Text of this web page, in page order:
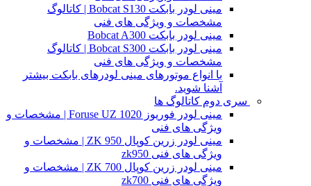
مینی لودر بابکت Bobcat S130 | کاتالوگ
مشخصات و ویژگی های فنی
مینی لودر بابکت Bobcat A300
مینی لودر بابکت Bobcat S300 | کاتالوگ
مشخصات و ویژگی های فنی
با انواع موتورهای مینی لودرهای بابکت بیشتر
آشنا شوید.
سری دوم کاتالوگ ها
مینی لودر فوریوز Foruse UZ 1020 | مشخصات و
ویژگی های فنی
مینی لودر زرین کوپال ZK 950 | مشخصات و
ویژگی های فنی zk950
مینی لودر زرین کوپال ZK 700 | مشخصات و
ویژگی های فنی zk700